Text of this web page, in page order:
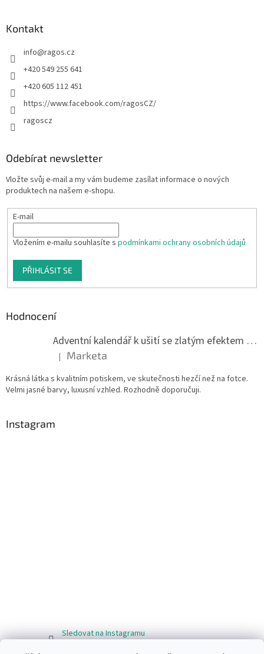
Kontakt
info@ragos.cz
+420 549 255 641
+420 605 112 451
https://www.facebook.com/ragosCZ/
ragoscz
Odebírat newsletter
Vložte svůj e-mail a my vám budeme zasílat informace o nových
produktech na našem e-shopu.
E-mail
Vložením e-mailu souhlasíte s podmínkami ochrany osobních údajů
PŘIHLÁSIT SE
Hodnocení
Adventní kalendář k ušití se zlatým efektem 042Q
Hodnocení produktu je 5 z 5 hvězdiček.
| Marketa
Krásná látka s kvalitním potiskem, ve skutečnosti hezčí než na fotce.
Velmi jasné barvy, luxusní vzhled. Rozhodně doporučuji.
Instagram
Sledovat na Instagramu